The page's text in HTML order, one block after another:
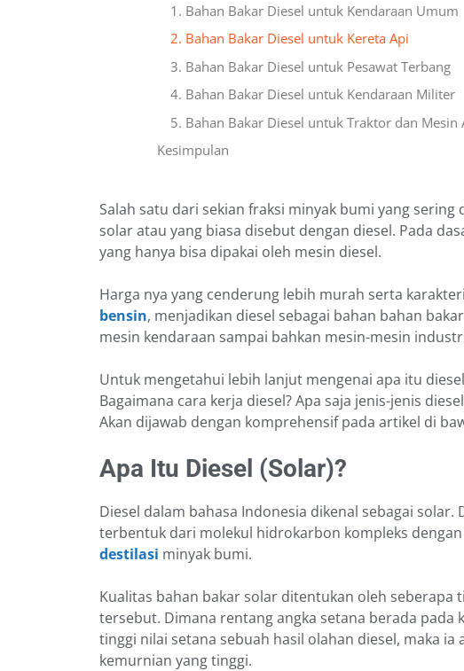
1. Bahan Bakar Diesel untuk Kendaraan Umum
2. Bahan Bakar Diesel untuk Kereta Api
3. Bahan Bakar Diesel untuk Pesawat Terbang
4. Bahan Bakar Diesel untuk Kendaraan Militer
5. Bahan Bakar Diesel untuk Traktor dan Mesin
Kesimpulan
Salah satu dari sekian fraksi minyak bumi yang
solar atau yang biasa disebut dengan diesel. Pada
yang hanya bisa dipakai oleh mesin diesel.
Harga nya yang cenderung lebih murah serta
bensin, menjadikan diesel sebagai bahan bahan
mesin kendaraan sampai bahkan mesin-mesin
Untuk mengetahui lebih lanjut mengenai apa itu
Bagaimana cara kerja diesel? Apa saja jenis-jenis
Akan dijawab dengan komprehensif pada artikel di
Apa Itu Diesel (Solar)?
Diesel dalam bahasa Indonesia dikenal sebagai
terbentuk dari molekul hidrokarbon kompleks dengan
destilasi minyak bumi.
Kualitas bahan bakar solar ditentukan oleh seberapa
tersebut. Dimana rentang angka setana berada pada
tinggi nilai setana sebuah hasil olahan diesel, maka
kemurnian yang tinggi.